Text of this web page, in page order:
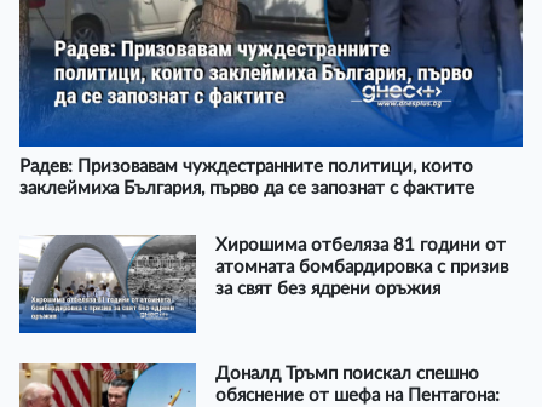
Радев: Призовавам чуждестранните политици, които
заклеймиха България, първо да се запознат с фактите
Хирошима отбеляза 81 години от
атомната бомбардировка с призив
за свят без ядрени оръжия
Доналд Тръмп поискал спешно
обяснение от шефа на Пентагона: